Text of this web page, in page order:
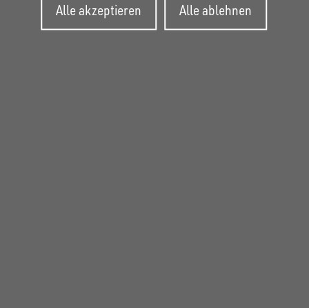
FOLGE UNS AUF SOCIAL MEDIA
Alle akzeptieren
zurückziehen
Alle ablehnen